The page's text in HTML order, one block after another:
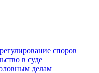
споров
в суде
делам